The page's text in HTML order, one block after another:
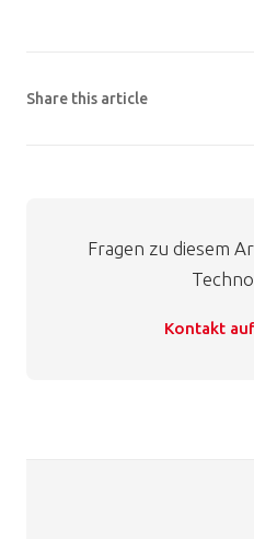
Share this article
Fragen zu diesem
Kontakt